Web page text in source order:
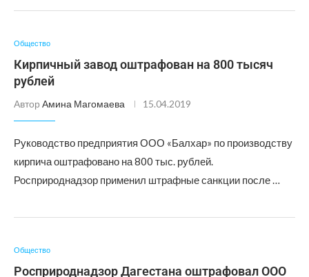
Общество
Кирпичный завод оштрафован на 800 тысяч
рублей
Автор Амина Магомаева 15.04.2019
Руководство предприятия ООО «Балхар» по производству
кирпича оштрафовано на 800 тыс. рублей.
Росприроднадзор применил штрафные санкции после …
Общество
Росприроднадзор Дагестана оштрафовал ООО